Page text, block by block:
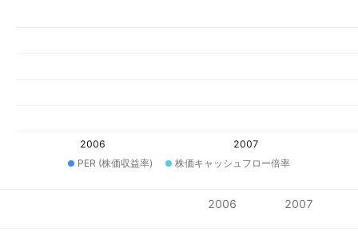
2006
2007
PER (株価収益率)
株価キャッシュフロー倍率
2006 2007